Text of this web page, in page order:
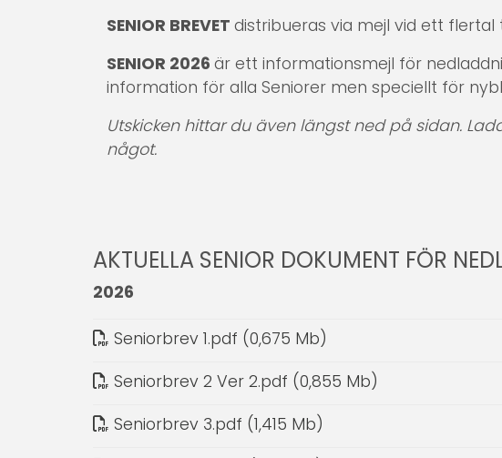
SENIOR BREVET distribueras via mejl vid ett flertal
SENIOR 2026 är ett informationsmejl för
information för alla Seniorer men speciellt för
Utskicken hittar du även längst ned på sidan.
något.
AKTUELLA SENIOR DOKUMENT FÖR
2026
Seniorbrev 1.pdf (0,675 Mb)
Seniorbrev 2 Ver 2.pdf (0,855 Mb)
Seniorbrev 3.pdf (1,415 Mb)